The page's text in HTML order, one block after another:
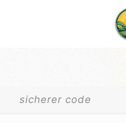
sicherer code